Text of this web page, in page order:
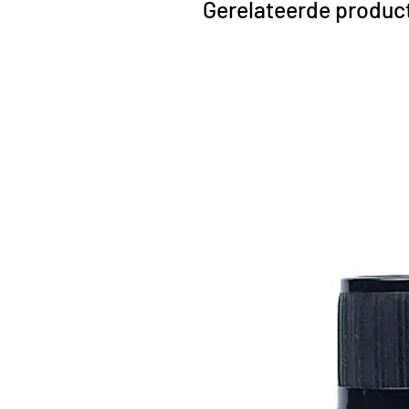
Gerelateerde